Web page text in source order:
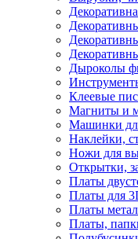
Дыроколы
Клеевые
Магниты и
Машинки
Наклейки,
Ножи для
Открытки,
Платы
Платы для
Платы
Платы,